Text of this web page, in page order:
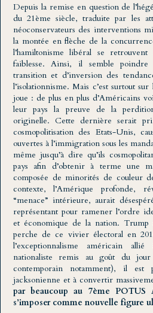
Depuis la remise en question de
du 21ème siècle, traduite par les
néoconservateurs des interventions
la montée en flèche de la
l’hamiltonisme libéral se
faiblesse. Ainsi, il semble
transition et d’inversion des
l’isolationnisme. Mais c’est surtout
joue : de plus en plus d’Américains
leur pays la preuve de la
originelle. Cette dernière serait
cosmopolitisation des Etats-Unis,
ouvertes à l’immigration sous les
même jusqu’à dire qu’ils
pays afin d’obtenir à terme une
composée de minorités de couleur
contexte, l’Amérique profonde,
“menace” intérieure, aurait
représentant pour ramener l’ordre
et économique de la nation.
perche de ce vivier électoral en
l’exceptionnalisme américain
nationaliste remis au goût du
contemporain notamment), il
jacksonienne et à convertir
par beaucoup au 7ème
s’imposer comme nouvelle figure